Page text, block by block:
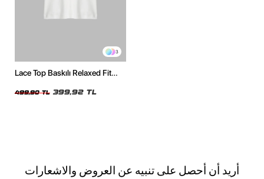
3
Lace Top Baskılı Relaxed Fit
499,90 TL 399,92 TL
أريد أن أحصل على تنبيه عن العروض والاشعارات